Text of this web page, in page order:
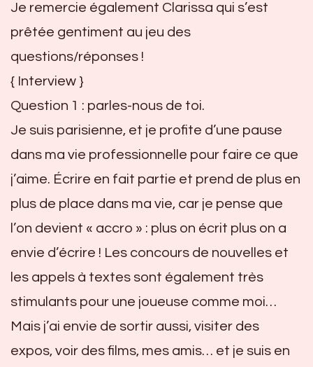
Je remercie également Clarissa qui s’est
prêtée gentiment au jeu des
questions/réponses !
{ Interview }
Question 1 : parles-nous de toi.
Je suis parisienne, et je profite d’une pause
dans ma vie professionnelle pour faire ce que
j’aime. Écrire en fait partie et prend de plus en
plus de place dans ma vie, car je pense que
l’on devient « accro » : plus on écrit plus on a
envie d’écrire ! Les concours de nouvelles et
les appels à textes sont également très
stimulants pour une joueuse comme moi…
Mais j’ai envie de sortir aussi, visiter des
expos, voir des films, mes amis… et je suis en